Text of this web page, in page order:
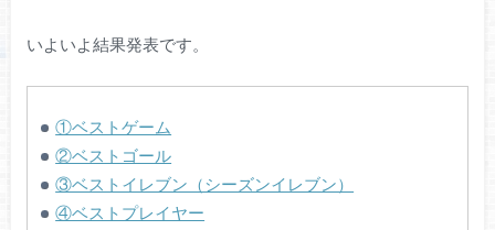
いよいよ結果発表です。
①ベストゲーム
②ベストゴール
③ベストイレブン（シーズンイレブン）
④ベストプレイヤー